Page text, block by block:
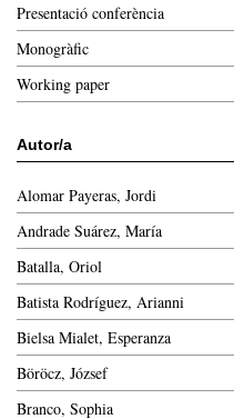
Presentació conferència
Monogràfic
Working paper
Autor/a
Alomar Payeras, Jordi
Andrade Suárez, María
Batalla, Oriol
Batista Rodríguez, Arianni
Bielsa Mialet, Esperanza
Böröcz, József
Branco, Sophia